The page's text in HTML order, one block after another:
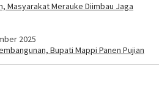
Masyarakat Merauke Diimbau Jaga
2025
Bupati Mappi Panen Pujian